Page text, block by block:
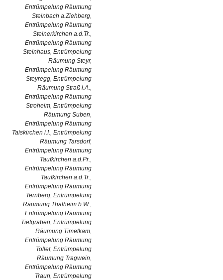
Entrümpelung Räumung
Steinbach a.Ziehberg,
Entrümpelung Räumung
Steinerkirchen a.d.Tr.,
Entrümpelung Räumung
Steinhaus, Entrümpelung
Räumung Steyr,
Entrümpelung Räumung
Steyregg, Entrümpelung
Räumung Straß i.A.,
Entrümpelung Räumung
Stroheim, Entrümpelung
Räumung Suben,
Entrümpelung Räumung
Taiskirchen i.I., Entrümpelung
Räumung Tarsdorf,
Entrümpelung Räumung
Taufkirchen a.d.Pr.,
Entrümpelung Räumung
Taufkirchen a.d.Tr.,
Entrümpelung Räumung
Ternberg, Entrümpelung
Räumung Thalheim b.W.,
Entrümpelung Räumung
Tiefgraben, Entrümpelung
Räumung Timelkam,
Entrümpelung Räumung
Tollet, Entrümpelung
Räumung Tragwein,
Entrümpelung Räumung
Traun, Entrümpelung